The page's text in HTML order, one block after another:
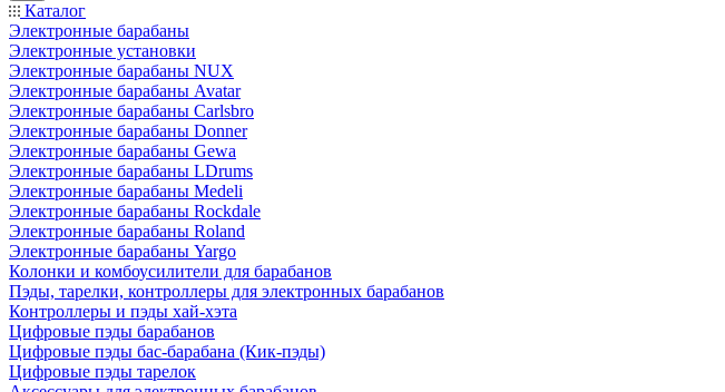
Каталог
Электронные барабаны
Электронные установки
Электронные барабаны NUX
Электронные барабаны Avatar
Электронные барабаны Carlsbro
Электронные барабаны Donner
Электронные барабаны Gewa
Электронные барабаны LDrums
Электронные барабаны Medeli
Электронные барабаны Rockdale
Электронные барабаны Roland
Электронные барабаны Yargo
Колонки и комбоусилители для барабанов
Пэды, тарелки, контроллеры для электронных барабанов
Контроллеры и пэды хай-хэта
Цифровые пэды барабанов
Цифровые пэды бас-барабана (Кик-пэды)
Цифровые пэды тарелок